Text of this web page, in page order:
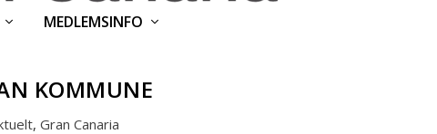
MEDLEMSINFO
KOMMUNE
,Gran Canaria